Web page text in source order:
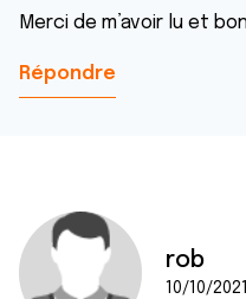
Merci de m’avoir lu et
Répondre
rob
10/10/